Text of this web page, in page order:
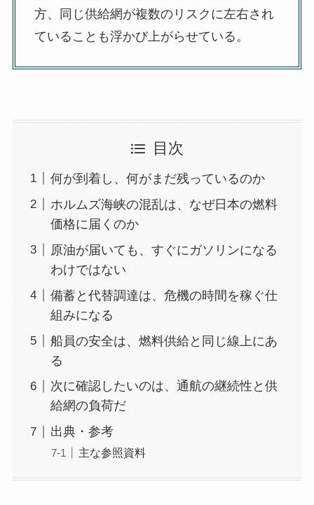
方、同じ供給網が複数のリスクに左右され
ていることも浮かび上がらせている。
目次
何が到着し、何がまだ残っているのか
ホルムズ海峡の混乱は、なぜ日本の燃料
価格に届くのか
原油が届いても、すぐにガソリンになる
わけではない
備蓄と代替調達は、危機の時間を稼ぐ仕
組みになる
船員の安全は、燃料供給と同じ線上にあ
る
次に確認したいのは、通航の継続性と供
給網の負荷だ
出典・参考
主な参照資料